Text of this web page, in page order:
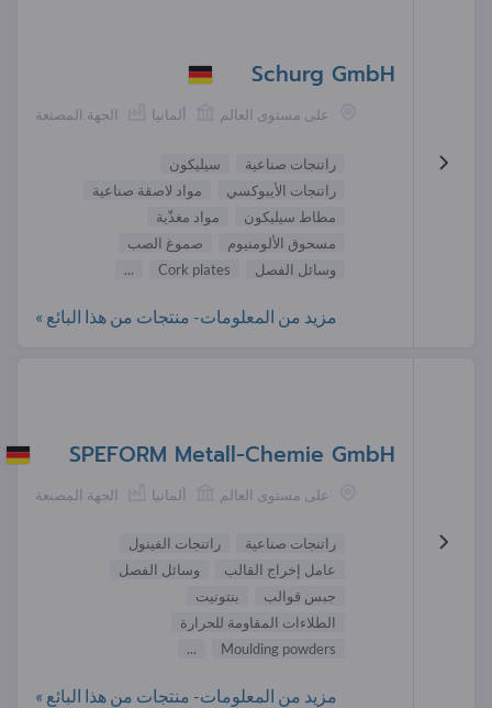
Schurg GmbH
الجهة المصنعة ألمانيا على مستوى العالم
راتنجات صناعية
سيليكون
راتنجات الأيبوكسي
مواد لاصقة صناعية
مطاط سيليكون
مواد مغذّية
مسحوق الألومنيوم
صموغ الصب
وسائل الفصل
Cork plates
...
مزيد من المعلومات- منتجات من هذا البائع »
SPEFORM Metall-Chemie GmbH
الجهة المصنعة ألمانيا على مستوى العالم
راتنجات صناعية
راتنجات الفينول
عامل إخراج القالب
وسائل الفصل
جبس قوالب
بنتونيت
الطلاءات المقاومة للحرارة
Moulding powders
...
مزيد من المعلومات- منتجات من هذا البائع »